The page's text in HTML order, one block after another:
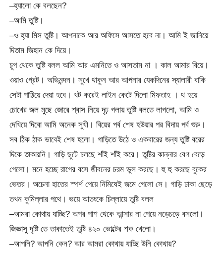
–হ্যালো কে বলছেন?
–আমি তুষ্টি।
–ও হ্যা মিস তুষ্টি। আপনাকে আর অফিসে আসতে হবে না। আমি ই জানিয়ে
দিতাম জিহান কে দিয়ে।
চুপ থেকে তুষ্টি বলল আমি আর এমনিতে ও আসতাম না । কাল আমার বিয়ে।
ওয়াও গ্রেট। অভিনন্দন। সুখে থাকুন আর আপনার যেকদিনের স্যালারী বাকি
সেটা পাঠিয়ে দেয়া হবে। খট করেই লাইন কেটে দিলো মিফতাহ । থ হয়ে
চোখের জল মুছে জোরে শ্বাস নিয়ে দৃঢ় গলায় তুষ্টি বলতে লাগলো, আমি ও
দেখিয়ে দিবো আমি অনেক সুখী। বিয়ের পর্ব শেষ হউয়ার পর বিদায় পর্ব শুরু।
সব ঠিক ঠাক ভাবেই শেষ হলো। গাড়িতে উঠে ও একবারের জন্য তুষ্টি বরের
দিকে তাকায়নি। গাড়ি ছুটে চলছে শাঁই শাঁই করে। তুষ্টির কান্নার বেগ বেড়ে
গেলো। মনে হচ্ছে রাগের বসে জীবনের চরম ভুল করছে। হু হু করছে বুকের
ভেতর। অচেনা হাতের স্পর্শ পেয়ে নিমিষেই জমে গেলো সে। গাড়ি ঢাকা ছেড়ে
তখন কুমিল্লার পথে। ভয়ে আতংকে চিল্লায়ে তুষ্টি বলল
–আমরা কোথায় যাচ্ছি? অপর পাশ থেকে আন্সার না পেয়ে নড়েচড়ে বসলো।
জিজ্ঞাসু দৃষ্টি তে তাকাতেই তুষ্টি ৪২০ ভোল্টের শক খেলো।
–আপনি? আপনি কেন? আর আমরা কোথায় যাচ্ছি উনি কোথায়?